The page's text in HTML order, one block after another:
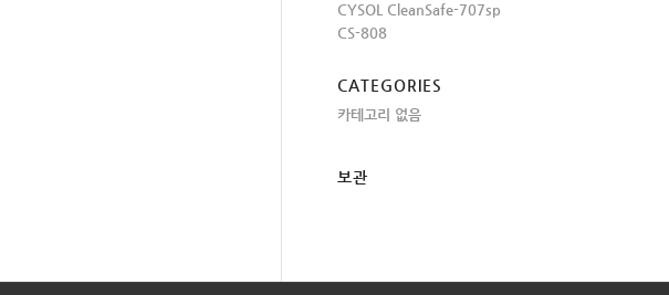
CYSOL CleanSafe-707sp
CS-808
CATEGORIES
카테고리 없음
보관